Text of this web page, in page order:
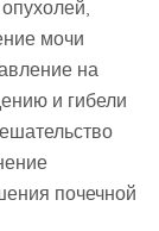
мочи
на
и гибели
почечной